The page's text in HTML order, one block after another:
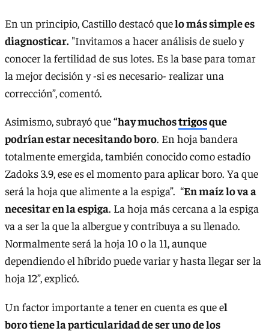
En un principio, Castillo destacó quelo más simple es
diagnosticar. "Invitamos a hacer análisis de suelo y
conocer la fertilidad de sus lotes. Es la base para tomar
la mejor decisión y -si es necesario- realizar una
corrección”, comentó.
Asimismo, subrayó que“hay muchostrigosque
podrían estar necesitando boro. En hoja bandera
totalmente emergida, también conocido como estadío
Zadoks 3.9, ese es el momento para aplicar boro. Ya que
será la hoja que alimente a la espiga”. “En maíz lo va a
necesitar en la espiga. La hoja más cercana a la espiga
va a ser la que la albergue y contribuya a su llenado.
Normalmente será la hoja 10 o la 11, aunque
dependiendo el híbrido puede variar y hasta llegar ser la
hoja 12”, explicó.
Un factor importante a tener en cuenta es que el
boro tiene la particularidad de ser uno de los